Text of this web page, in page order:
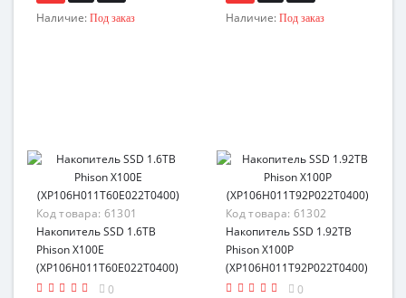
Наличие: Под заказ Наличие: Под заказ
Код товара: 61301
Накопитель SSD 1.6TB
Phison X100E
(XP106H011T60E022T0400)
0
Код товара: 61302
Накопитель SSD 1.92TB
Phison X100P
(XP106H011T92P022T0400)
0